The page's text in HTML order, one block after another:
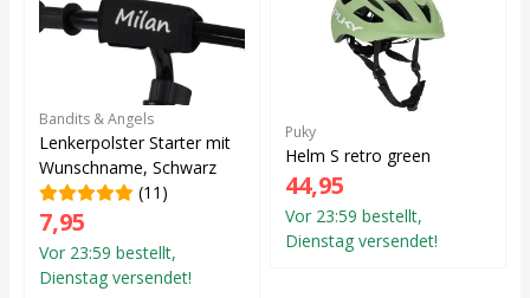
Bandits & Angels
Lenkerpolster Starter mit
Wunschname, Schwarz
(11)
7,95
Vor 23:59 bestellt,
Dienstag versendet!
Puky
Helm S retro green
44,95
Vor 23:59 bestellt,
Dienstag versendet!